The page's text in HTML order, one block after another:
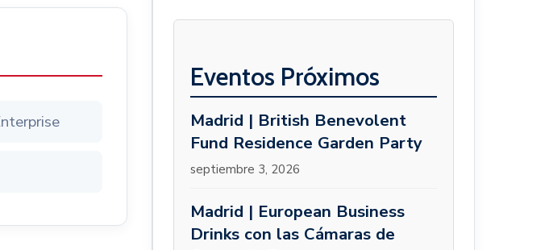
Eventos Próximos
Madrid | British Benevolent
Fund Residence Garden Party
septiembre 3, 2026
Madrid | European Business
Drinks con las Cámaras de